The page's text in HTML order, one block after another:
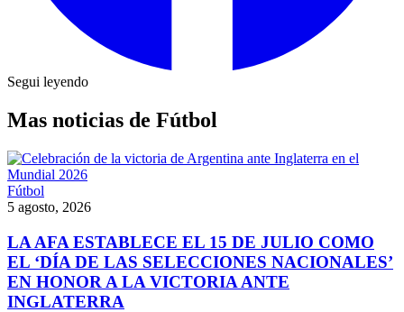
Segui leyendo
Mas noticias de Fútbol
Fútbol
5 agosto, 2026
LA AFA ESTABLECE EL 15 DE JULIO COMO
EL ‘DÍA DE LAS SELECCIONES NACIONALES’
EN HONOR A LA VICTORIA ANTE
INGLATERRA